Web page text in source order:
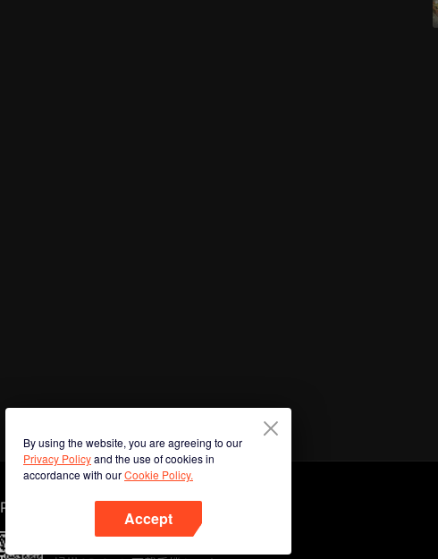
By using the website, you are agreeing to our
Privacy Policyand the use of cookies in
accordance with ourCookie Policy.
Accept
Phone